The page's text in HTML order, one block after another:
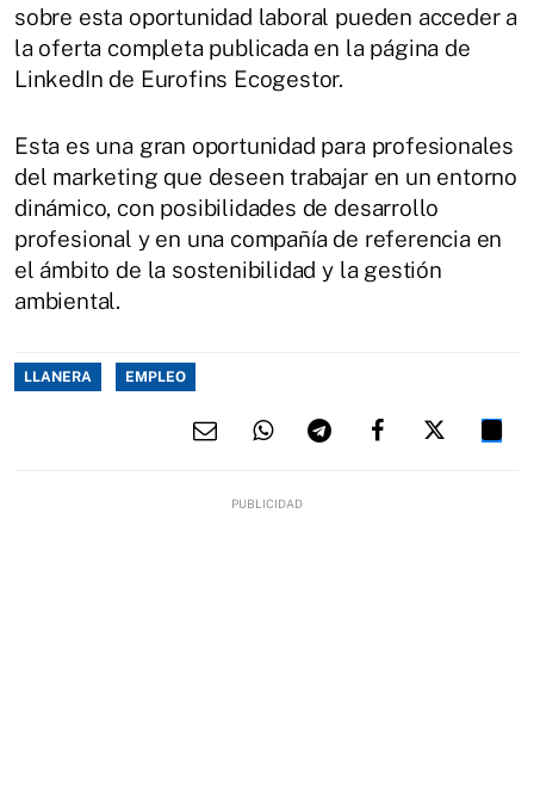
sobre esta oportunidad laboral pueden acceder a
la oferta completa publicada en la página de
LinkedIn de Eurofins Ecogestor.
Esta es una gran oportunidad para profesionales
del marketing que deseen trabajar en un entorno
dinámico, con posibilidades de desarrollo
profesional y en una compañía de referencia en
el ámbito de la sostenibilidad y la gestión
ambiental.
LLANERA EMPLEO